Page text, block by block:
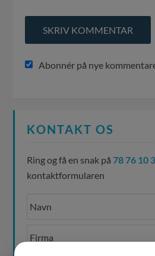
Abonnér på nye
KONTAKT OS
Ring og få en snak på78 76 10
kontaktformularen